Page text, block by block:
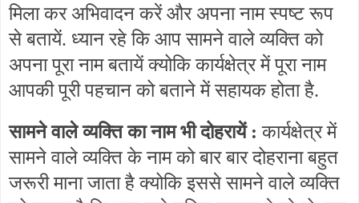
मिला कर अभिवादन करें और अपना नाम स्पष्ट रूप
से बतायें. ध्यान रहे कि आप सामने वाले व्यक्ति को
अपना पूरा नाम बतायें क्योकि कार्यक्षेत्र में पूरा नाम
आपकी पूरी पहचान को बताने में सहायक होता है.
सामने वाले व्यक्ति का नाम भी दोहरायें : कार्यक्षेत्र में
सामने वाले व्यक्ति के नाम को बार बार दोहराना बहुत
जरूरी माना जाता है क्योकि इससे सामने वाले व्यक्ति